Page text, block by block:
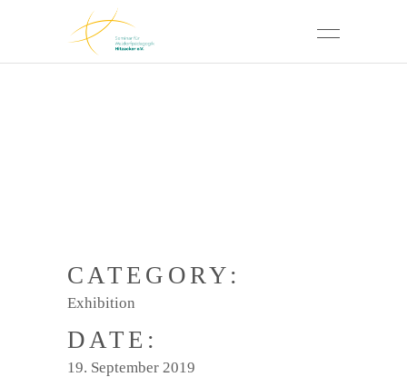
CATEGORY:
Exhibition
DATE:
19. September 2019